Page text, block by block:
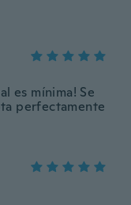
es mínima! Se
perfectamente